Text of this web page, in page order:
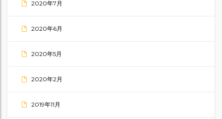
2020年7月
2020年6月
2020年5月
2020年2月
2019年11月